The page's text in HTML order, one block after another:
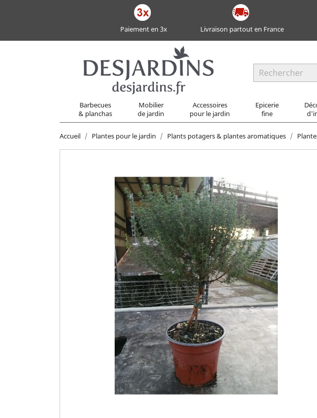
Paiement en 3x Livraison partout en France
Barbecues
& planchas
Mobilier
de jardin
Accessoires
pour le jardin
Epicerie
fine
Accueil Plantes pour le jardin Plants potagers & plantes aromatiques